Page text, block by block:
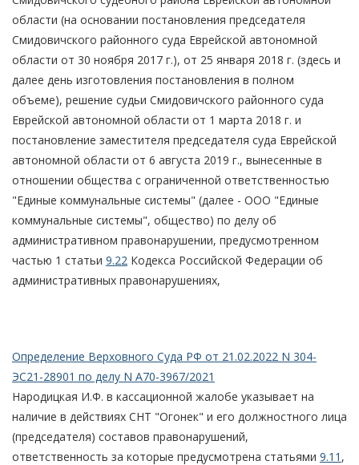
области (на основании постановления председателя
Смидовичского районного суда Еврейской автономной
области от 30 ноября 2017 г.), от 25 января 2018 г. (здесь и
далее день изготовления постановления в полном
объеме), решение судьи Смидовичского районного суда
Еврейской автономной области от 1 марта 2018 г. и
постановление заместителя председателя суда Еврейской
автономной области от 6 августа 2019 г., вынесенные в
отношении общества с ограниченной ответственностью
"Единые коммунальные системы" (далее - ООО "Единые
коммунальные системы", общество) по делу об
административном правонарушении, предусмотренном
частью 1 статьи 9.22 Кодекса Российской Федерации об
административных правонарушениях,
Определение Верховного Суда РФ от 21.02.2022 N 304-
ЭС21-28901 по делу N А70-3967/2021
Народицкая И.Ф. в кассационной жалобе указывает на
наличие в действиях СНТ "Огонек" и его должностного лица
(председателя) составов правонарушений,
ответственность за которые предусмотрена статьями 9.11 ,